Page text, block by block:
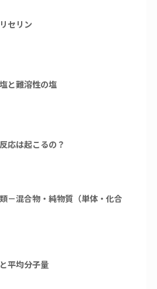
セリン
と難溶性の塩
応は起こるの？
－混合物・純物質（単体・化合
平均分子量